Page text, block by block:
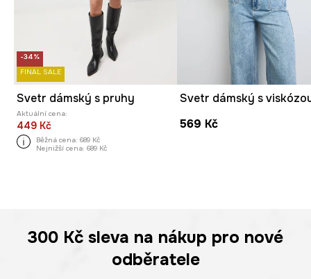
-34%
FINAL SALE
Svetr dámský s pruhy
Aktuální cena:
449 Kč
Běžná cena: 689 Kč
Nejnižší cena: 689 Kč
Svetr dámský s
569 Kč
300 Kč sleva na nákup pro nové
odběratele